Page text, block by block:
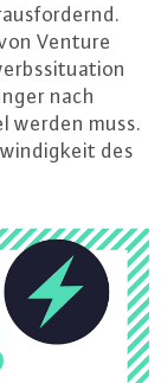
Venture
nach
werden muss.
des